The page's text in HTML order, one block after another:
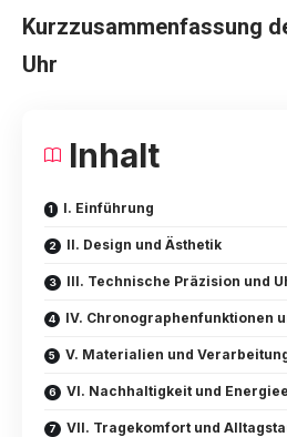
Kurzzusammenfassung
Uhr
Inhalt
I. Einführung
II. Design und Ästhetik
III. Technische Präzision und
IV. Chronographenfunktionen
V. Materialien und
VI. Nachhaltigkeit und
VII. Tragekomfort und